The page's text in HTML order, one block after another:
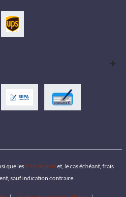
que lesfrais de portet, le cas échéant, frais
sauf indication contraire